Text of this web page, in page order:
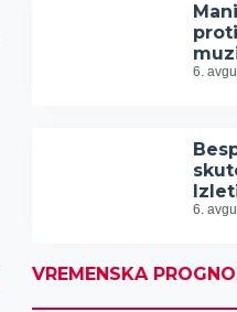
6.
6.
VREMENSKA